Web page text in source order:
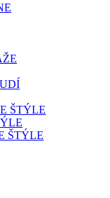
ŠTÝLE
ŠTÝLE